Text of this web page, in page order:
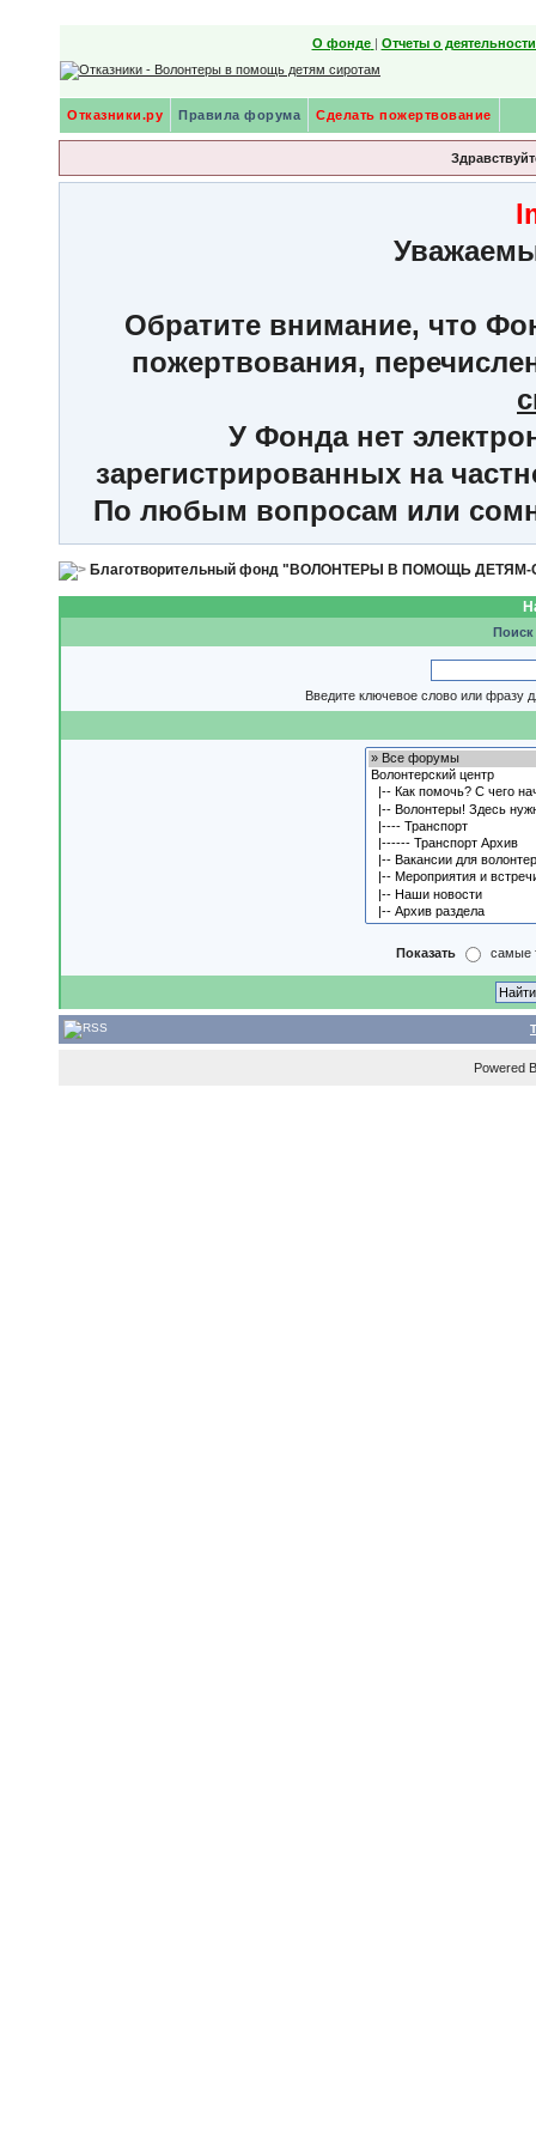
О фонде | Отчеты о
Отказники.ру Правила форума Сделать пожертвование
Обратите внимание, что
пожертвования,
У Фонда нет
зарегистрированных на
По любым вопросам или
Благотворительный фонд "ВОЛОНТЕРЫ В ПОМОЩЬ
Введите ключевое слово или фразу
Показать самые
Powered